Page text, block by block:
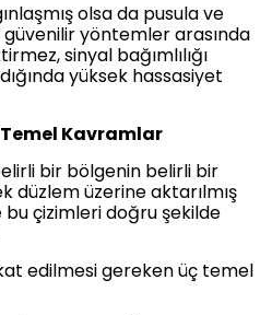
olsa da pusula ve
güvenilir yöntemler arasında
sinyal bağımlılığı
yüksek hassasiyet
Kavramlar
bir bölgenin belirli bir
düzlem üzerine aktarılmış
çizimleri doğru şekilde
edilmesi gereken üç temel